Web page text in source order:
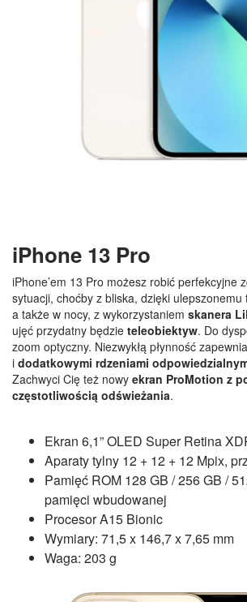
iPhone 13 Pro
iPhone’em 13 Pro możesz robić perfekcyjne
sytuacji, choćby z bliska, dzięki ulepszonemu
a także w nocy, z wykorzystaniem skanera
ujęć przydatny będzie teleobiektyw. Do
zoom optyczny. Niezwykłą płynność
i dodatkowymi rdzeniami
Zachwyci Cię też nowy ekran ProMotion z
częstotliwością odświeżania.
Ekran 6,1” OLED Super Retina
Aparaty tylny 12 + 12 + 12 Mpix,
Pamięć ROM 128 GB / 256 GB /
pamięci wbudowanej
Procesor A15 Bionic
Wymiary: 71,5 x 146,7 x 7,65 mm
Waga: 203 g